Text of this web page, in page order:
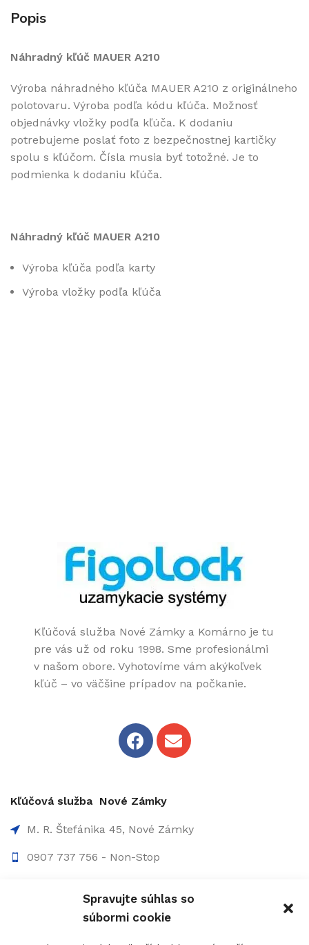
Spravujte súhlas so
súbormi cookie
Popis
Náhradný kľúč MAUER A210
Výroba náhradného kľúča MAUER A210 z originálneho
polotovaru. Výroba podľa kódu kľúča. Možnosť
objednávky vložky podľa kľúča. K dodaniu
potrebujeme poslať foto z bezpečnostnej kartičky
spolu s kľúčom. Čísla musia byť totožné. Je to
podmienka k dodaniu kľúča.
Náhradný kľúč MAUER A210
Výroba kľúča podľa karty
Výroba vložky podľa kľúča
Kľúčová služba Nové Zámky a Komárno je tu
pre vás už od roku 1998. Sme profesionálmi
v našom obore. Vyhotovíme vám akýkoľvek
kľúč – vo väčšine prípadov na počkanie.
Kľúčová služba Nové Zámky
M. R. Štefánika 45, Nové Zámky
0907 737 756 - Non-Stop
info@figolock.sk